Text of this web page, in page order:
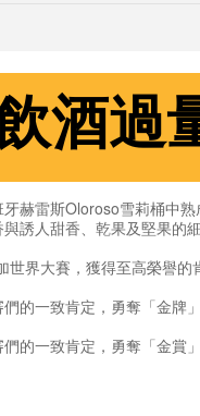
酒過
赫雷斯Oloroso雪莉桶中
誘人甜香、乾果及堅果的
世界大賽，獲得至高榮譽的
的一致肯定，勇奪「金牌」
的一致肯定，勇奪「金賞」